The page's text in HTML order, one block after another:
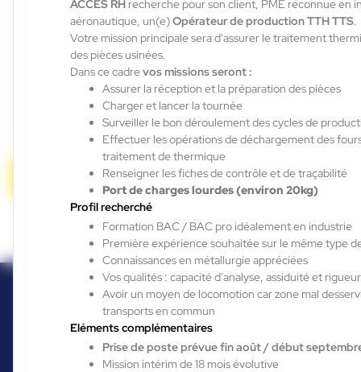
ACCES RH recherche pour son client, PME reconnue en
aéronautique, un(e)Opérateur de production TTH TTS.
Votre mission principale sera d'assurer le traitement
des pièces usinées.
Dans ce cadrevos missions seront :
Assurer la réception et la préparation des pièces
Charger et lancer la tournée
Surveiller le bon déroulement des cycles de
Effectuer les opérations de déchargement des
traitement de thermique
Renseigner les fiches de contrôle et de traçabilité
Port de charges lourdes (environ 20kg)
Profil recherché
Formation BAC / BAC pro idéalement en industrie
Première expérience souhaitée sur le même type
Connaissances en métallurgie appréciées
Vos qualités : capacité d'analyse, assiduité et rigueur
Avoir un moyen de locomotion car zone mal
transports en commun
Eléments complémentaires
Prise de poste prévue fin août / début
Mission intérim de 18 mois évolutive
Auterive , France
Interim
29/07/26 Au:14/08/26
1sur 8
Suivant »
Candidature spontanée